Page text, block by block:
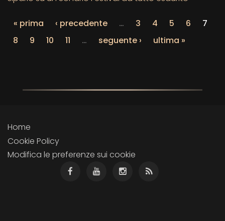
« prima ‹ precedente … 3 4 5 6
7
8
9 10 11 … seguente › ultima »
Home
Cookie Policy
Modifica le preferenze sui cookie